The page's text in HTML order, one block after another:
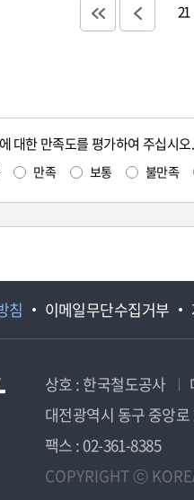
21
대한 만족도를 평가하여 주십시오.
만족 보통 불만족
침 이메일무단수집거부
상호 : 한국철도공사
대전광역시 동구 중앙로
팩스 : 02-361-8385
COPYRIGHT ⓒ